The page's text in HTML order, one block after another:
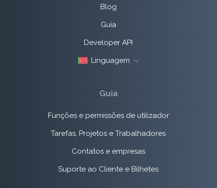
Blog
Guia
Developer API
Linguagem
Guia
Funções e permissões de utilizador
Tarefas, Projetos e Trabalhadores
Contatos e empresas
Suporte ao Cliente e Bilhetes